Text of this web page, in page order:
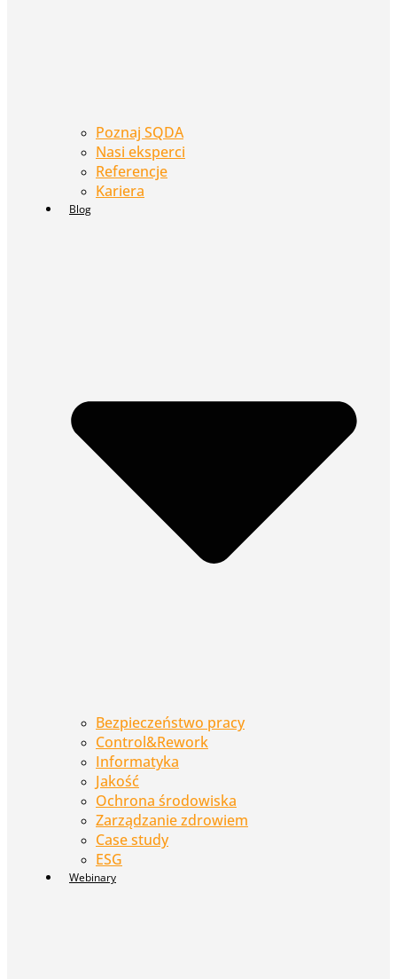
Poznaj SQDA
Nasi eksperci
Referencje
Kariera
Blog
Bezpieczeństwo pracy
Control&Rework
Informatyka
Jakość
Ochrona środowiska
Zarządzanie zdrowiem
Case study
ESG
Webinary